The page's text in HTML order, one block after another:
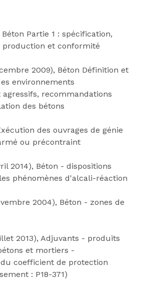
Partie 1 : spécification,
production et conformité
2009), Béton Définition et
environnements
recommandations
des bétons
des ouvrages de génie
ou précontraint
2014), Béton - dispositions
phénomènes d'alcali-réaction
2004), Béton - zones de
2013), Adjuvants - produits
et mortiers -
coefficient de protection
: P18-371)